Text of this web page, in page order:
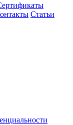
Статьи